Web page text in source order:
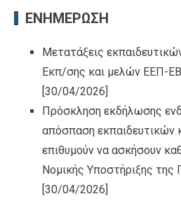
ΕΝΗΜΕΡΩΣΗ
Μετατάξεις
Εκπ/σης και μελών ΕΕΠ-
[30/04/2026]
Πρόσκληση εκδήλωσης
απόσπαση εκπαιδευτικών
επιθυμούν να ασκήσουν
Νομικής Υποστήριξης
[30/04/2026]